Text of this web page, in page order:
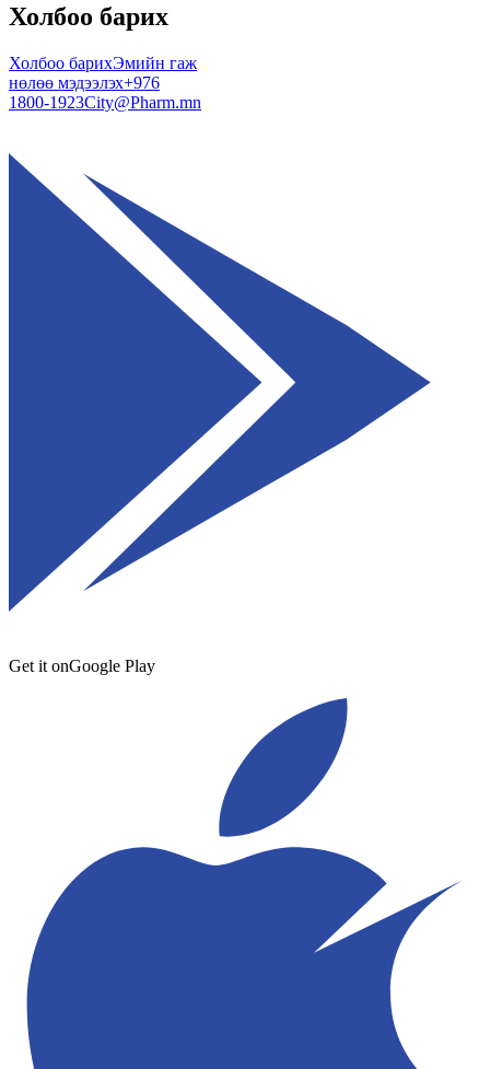
Холбоо барих
Холбоо барихЭмийн гаж
нөлөө мэдээлэх+976
1800-1923City@Pharm.mn
Get it onGoogle Play